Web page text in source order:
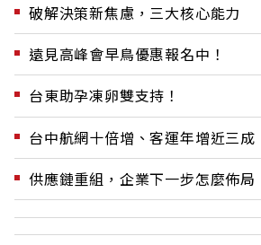
破解決策新焦慮，三大核心能力
遠見高峰會早鳥優惠報名中！
台東助孕凍卵雙支持！
台中航網十倍增、客運年增近三成
供應鏈重組，企業下一步怎麼佈局